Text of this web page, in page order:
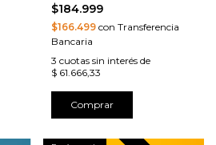
$184.999
$166.499con Transferencia
Bancaria
3 cuotas sin interés de
$ 61.666,33
Comprar